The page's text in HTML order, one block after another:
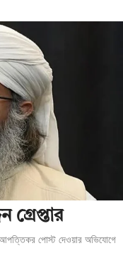
গ্রেপ্তার
আপত্তিকর পোস্ট দেওয়ার অভিযোগে